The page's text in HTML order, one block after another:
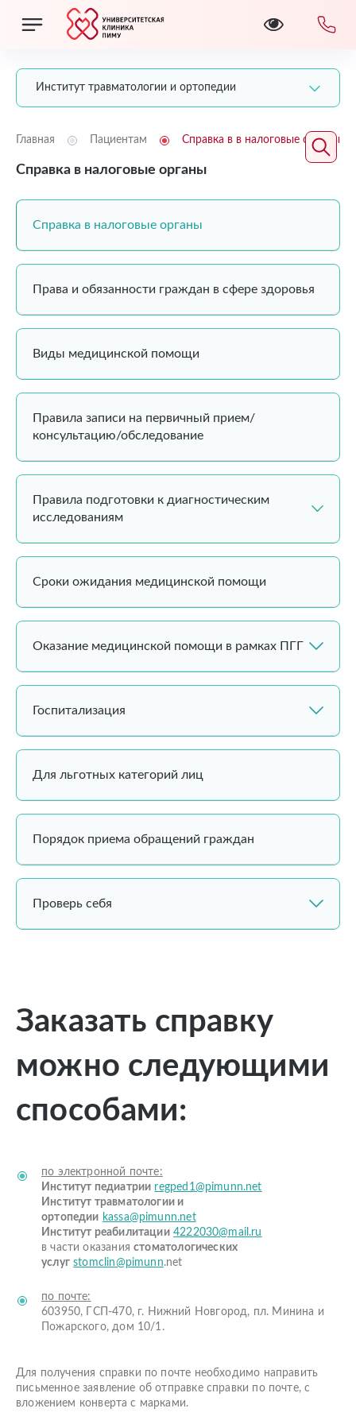
Институт травматологии и ортопедии
Главная Пациентам Справка в в налоговые органы
Справка в налоговые органы
Справка в налоговые органы
Права и обязанности граждан в сфере здоровья
Виды медицинской помощи
Правила записи на первичный прием/
консультацию/обследование
Правила подготовки к диагностическим
исследованиям
Сроки ожидания медицинской помощи
Оказание медицинской помощи в рамках ПГГ
Госпитализация
Для льготных категорий лиц
Порядок приема обращений граждан
Проверь себя
Заказать справку
можно следующими
способами:
по электронной почте:
Институт педиатрии regped1@pimunn.net
Институт травматологии и
ортопедии kassa@pimunn.net
Институт реабилитации 4222030@mail.ru
в части оказаниястоматологических
услуг stomclin@pimunn.net
по почте:
603950, ГСП-470, г. Нижний Новгород, пл. Минина и
Пожарского, дом 10/1.
Для получения справки по почте необходимо направить
письменное заявление об отправке справки по почте, с
вложением конверта с марками.